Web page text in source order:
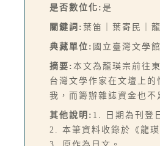
是否數位化: 是
關鍵詞: 葉笛｜葉寄民｜
典藏單位: 國立臺灣文學館
摘要: 本文為龍瑛宗前往
台灣文學作家在文壇上
我，而籌辦雜誌資金也
其他說明: 1. 日期為刊登
2. 本筆資料收錄於《龍